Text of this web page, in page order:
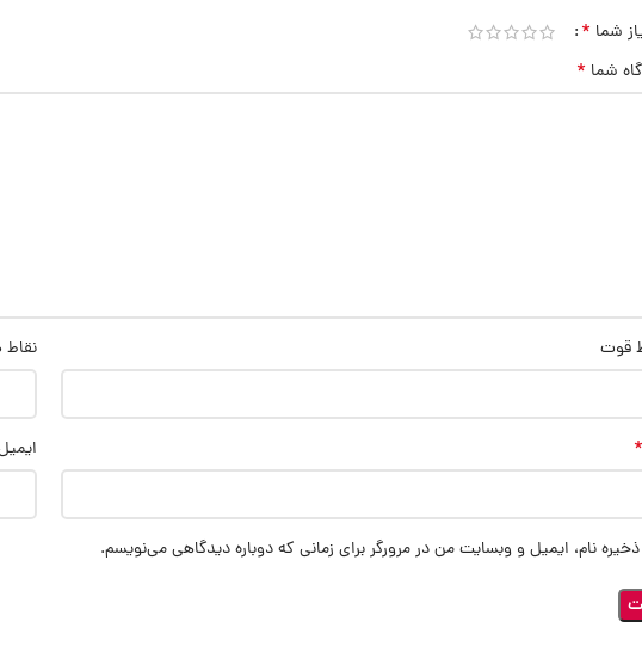
شما *
شما *
قوت
*
ذخیره نام، ایمیل و وبسایت من در مرورگر برای زمانی که دوباره دیدگاهی می‌نویسم.